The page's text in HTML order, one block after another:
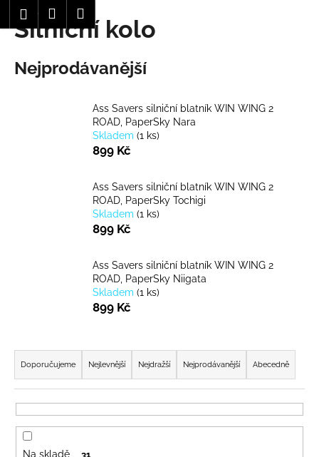
Přejít
PřihlášeníNákupní
košík
Silniční kolo
Nejprodávanější
Ass Savers silniční blatník WIN WING 2
ROAD, PaperSky Nara
Skladem (1 ks)
899 Kč
Ass Savers silniční blatník WIN WING 2
ROAD, PaperSky Tochigi
Skladem (1 ks)
899 Kč
Ass Savers silniční blatník WIN WING 2
ROAD, PaperSky Niigata
Skladem (1 ks)
899 Kč
Ř
a
z
e
n
Doporučujeme Nejlevnější Nejdražší Nejprodávanější Abecedně
Na skladě 31
o
Zpět
Zpět
C
j
í
t
?